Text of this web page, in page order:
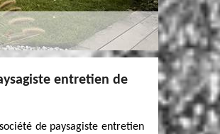
entretien de
de paysagiste entretien